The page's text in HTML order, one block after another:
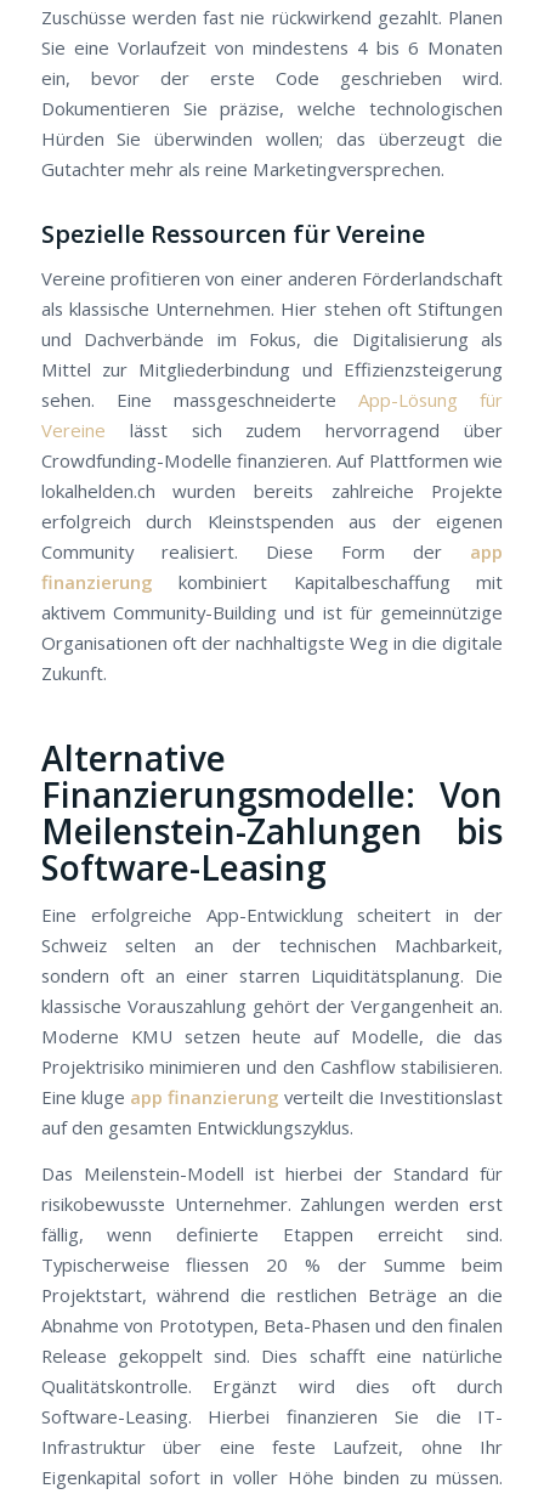
Zuschüsse werden fast nie rückwirkend gezahlt. Planen
Sie eine Vorlaufzeit von mindestens 4 bis 6 Monaten
ein, bevor der erste Code geschrieben wird.
Dokumentieren Sie präzise, welche technologischen
Hürden Sie überwinden wollen; das überzeugt die
Gutachter mehr als reine Marketingversprechen.
Spezielle Ressourcen für Vereine
Vereine profitieren von einer anderen Förderlandschaft
als klassische Unternehmen. Hier stehen oft Stiftungen
und Dachverbände im Fokus, die Digitalisierung als
Mittel zur Mitgliederbindung und Effizienzsteigerung
sehen. Eine massgeschneiderteApp-Lösung für
Vereine lässt sich zudem hervorragend über
Crowdfunding-Modelle finanzieren. Auf Plattformen wie
lokalhelden.ch wurden bereits zahlreiche Projekte
erfolgreich durch Kleinstspenden aus der eigenen
Community realisiert. Diese Form der app
finanzierung kombiniert Kapitalbeschaffung mit
aktivem Community-Building und ist für gemeinnützige
Organisationen oft der nachhaltigste Weg in die digitale
Zukunft.
Alternative
Finanzierungsmodelle: Von
Meilenstein-Zahlungen bis
Software-Leasing
Eine erfolgreiche App-Entwicklung scheitert in der
Schweiz selten an der technischen Machbarkeit,
sondern oft an einer starren Liquiditätsplanung. Die
klassische Vorauszahlung gehört der Vergangenheit an.
Moderne KMU setzen heute auf Modelle, die das
Projektrisiko minimieren und den Cashflow stabilisieren.
Eine kluge app finanzierung verteilt die Investitionslast
auf den gesamten Entwicklungszyklus.
Das Meilenstein-Modell ist hierbei der Standard für
risikobewusste Unternehmer. Zahlungen werden erst
fällig, wenn definierte Etappen erreicht sind.
Typischerweise fliessen 20 % der Summe beim
Projektstart, während die restlichen Beträge an die
Abnahme von Prototypen, Beta-Phasen und den finalen
Release gekoppelt sind. Dies schafft eine natürliche
Qualitätskontrolle. Ergänzt wird dies oft durch
Software-Leasing. Hierbei finanzieren Sie die IT-
Infrastruktur über eine feste Laufzeit, ohne Ihr
Eigenkapital sofort in voller Höhe binden zu müssen.